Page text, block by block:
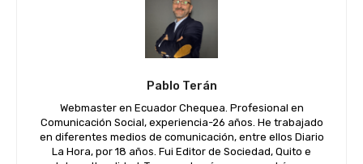
Pablo Terán
Webmaster en Ecuador Chequea. Profesional en
Comunicación Social, experiencia-26 años. He trabajado
en diferentes medios de comunicación, entre ellos Diario
La Hora, por 18 años. Fui Editor de Sociedad, Quito e